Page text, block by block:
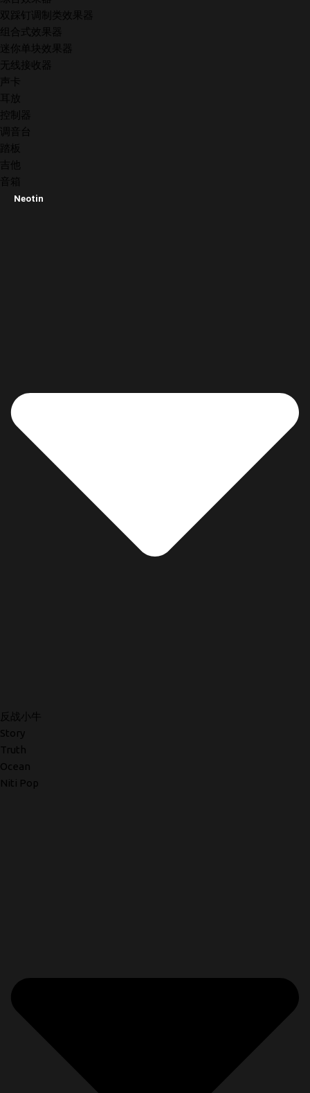
双踩钉调制类效果器
组合式效果器
迷你单块效果器
无线接收器
声卡
耳放
控制器
调音台
踏板
吉他
音箱
Neotin
反战小牛
Story
Truth
Ocean
Niti Pop